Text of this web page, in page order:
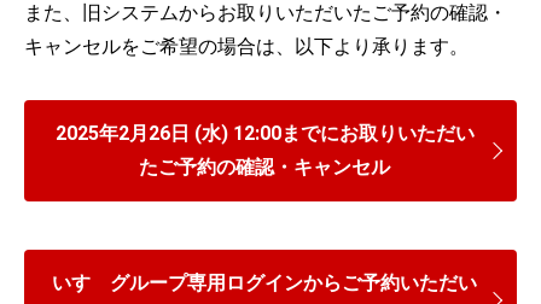
また、旧システムからお取りいただいたご予約の確認・
キャンセルをご希望の場合は、以下より承ります。
2025年2月26日 (水) 12:00までにお取りいただい
たご予約の確認・キャンセル
いすゞグループ専用ログインからご予約いただい